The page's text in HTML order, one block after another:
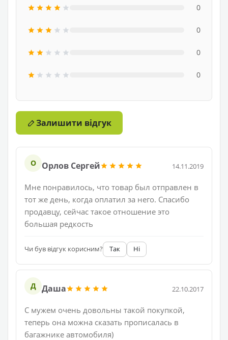
0
0
0
0
Залишити відгук
О Орлов Сергей 14.11.2019
Мне понравилось, что товар был отправлен в
тот же день, когда оплатил за него. Спасибо
продавцу, сейчас такое отношение это
большая редкость
Чи був відгук корисним? Так Ні
Д Даша 22.10.2017
С мужем очень довольны такой покупкой,
теперь она можна сказать прописалась в
багажнике автомобиля)